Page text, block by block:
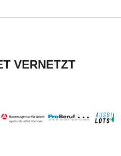
VERNETZT